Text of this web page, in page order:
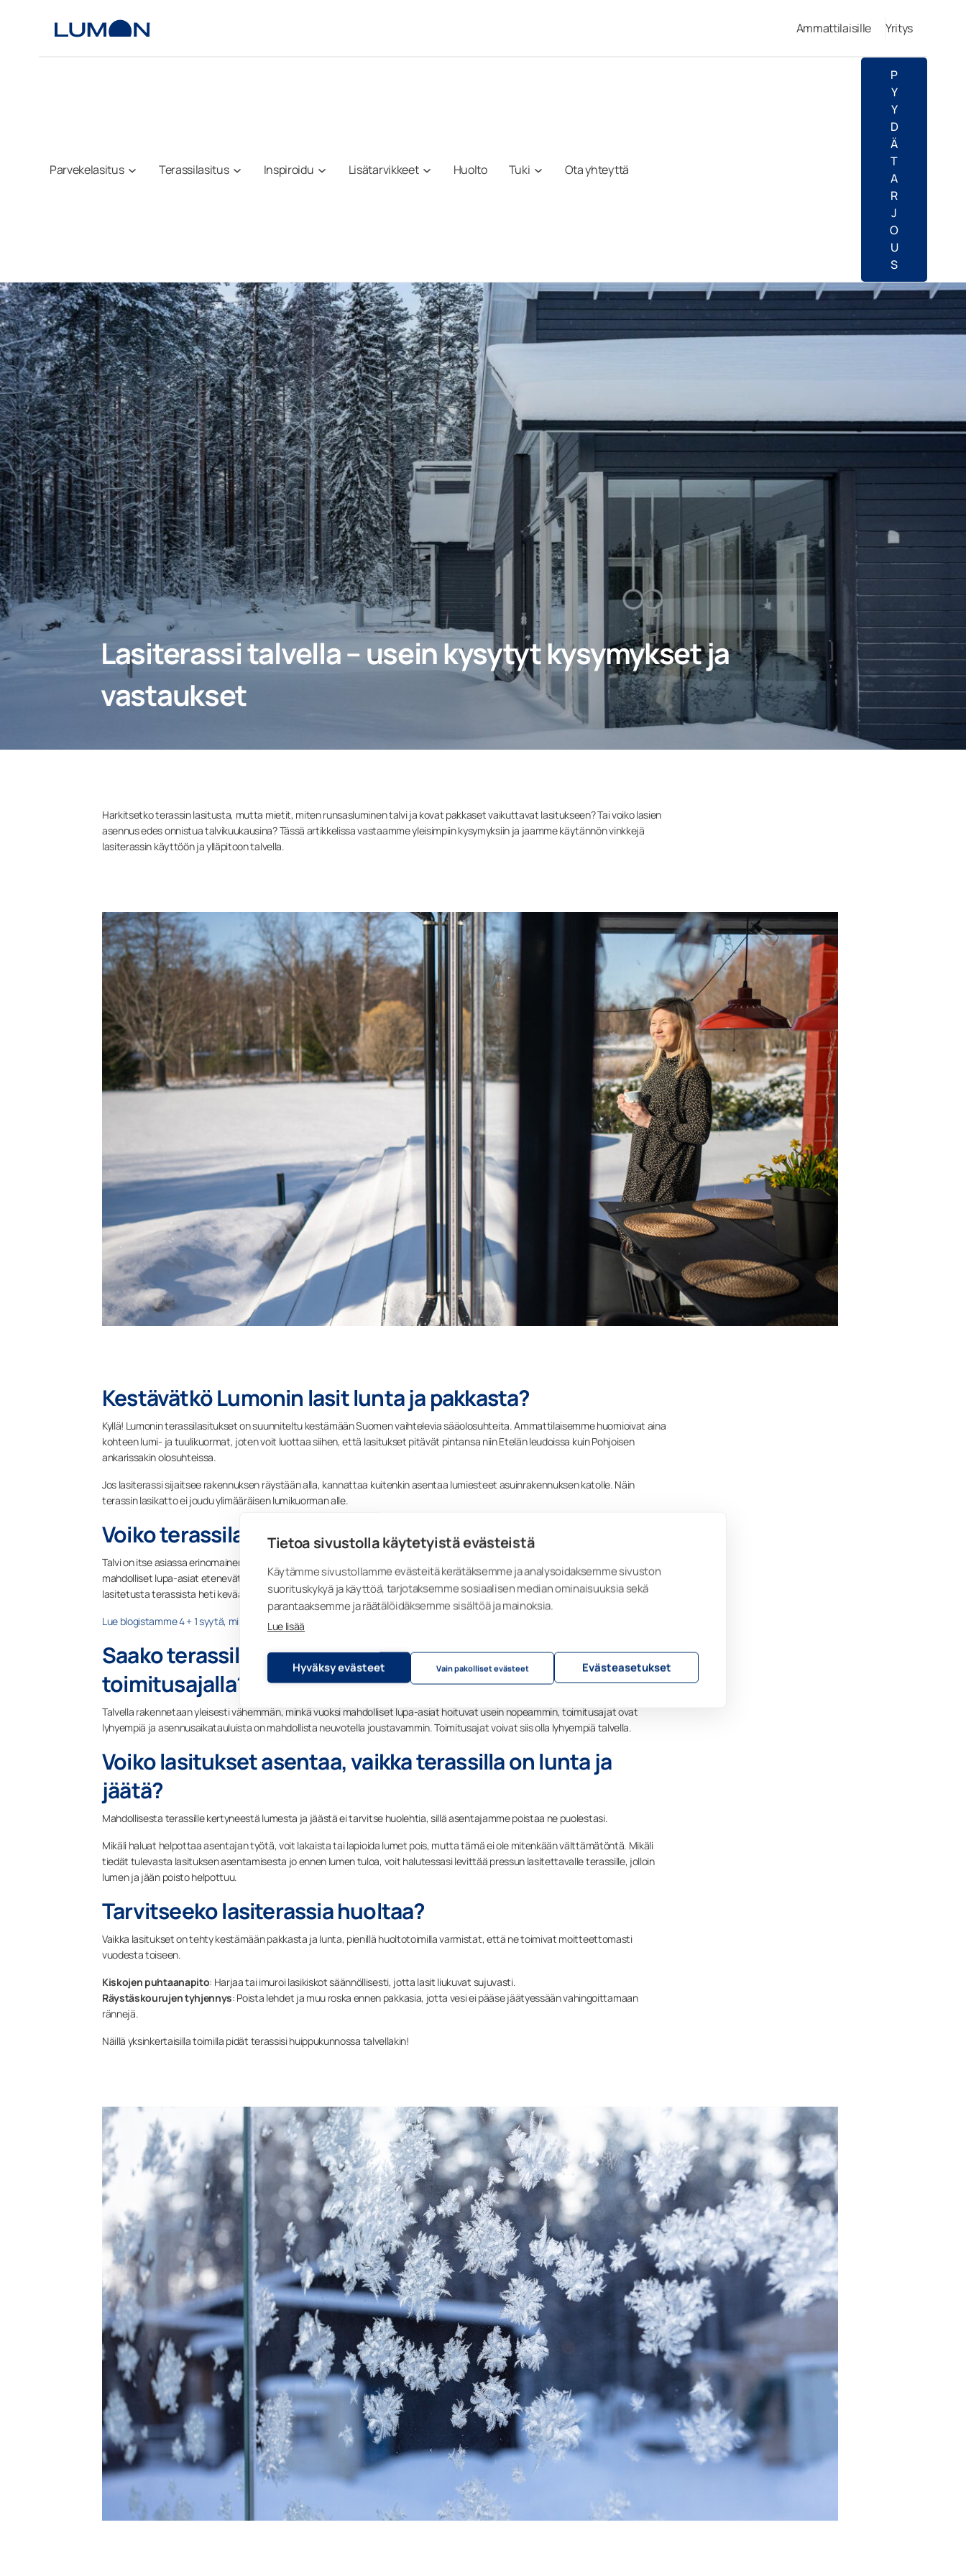
Tietoa sivustolla käytetyistä evästeistä
Käytämme sivustollamme evästeitä kerätäksemme ja analysoidaksemme sivuston
suorituskykyä ja käyttöä, tarjotaksemme sosiaalisen median ominaisuuksia sekä
parantaaksemme ja räätälöidäksemme sisältöä ja mainoksia.
Lue lisää
Hyväksy evästeet Vain pakolliset evästeet Evästeasetukset
Ammattilaisille Yritys
Parvekelasitus Terassilasitus Inspiroidu Lisätarvikkeet Huolto Tuki Ota yhteyttä
P
Y
Y
D
Ä
T
A
R
J
O
U
S
Lasiterassi talvella – usein kysytyt kysymykset ja
vastaukset
Harkitsetko terassin lasitusta, mutta mietit, miten runsasluminen talvi ja kovat pakkaset vaikuttavat lasitukseen? Tai voiko lasien
asennus edes onnistua talvikuukausina? Tässä artikkelissa vastaamme yleisimpiin kysymyksiin ja jaamme käytännön vinkkejä
lasiterassin käyttöön ja ylläpitoon talvella.
Kestävätkö Lumonin lasit lunta ja pakkasta?
Kyllä! Lumonin terassilasitukset on suunniteltu kestämään Suomen vaihtelevia sääolosuhteita. Ammattilaisemme huomioivat aina
kohteen lumi- ja tuulikuormat, joten voit luottaa siihen, että lasitukset pitävät pintansa niin Etelän leudoissa kuin Pohjoisen
ankarissakin olosuhteissa.
Jos lasiterassi sijaitsee rakennuksen räystään alla, kannattaa kuitenkin asentaa lumiesteet asuinrakennuksen katolle. Näin
terassin lasikatto ei joudu ylimääräisen lumikuorman alle.
Voiko terassilasituksen asentaa talvella?
Talvi on itse asiassa erinomainen aika asentaa terassilasitus! Maa on jäässä, joten piha ja istutukset säästyvät vaurioilta. Myös
mahdolliset lupa-asiat etenevät usein nopeammin ja asentajia on paremmin saatavilla. Kun lasitus on valmis talvella, voit nauttia
lasitetusta terassista heti kevään ensimmäisten auringonsäteiden lämmittäessä.
Lue blogistamme 4 + 1 syytä, miksi talviasennus kannattaa
Saako terassilasituksen talvella lyhyemmällä
toimitusajalla?
Talvella rakennetaan yleisesti vähemmän, minkä vuoksi mahdolliset lupa-asiat hoituvat usein nopeammin, toimitusajat ovat
lyhyempiä ja asennusaikatauluista on mahdollista neuvotella joustavammin. Toimitusajat voivat siis olla lyhyempiä talvella.
Voiko lasitukset asentaa, vaikka terassilla on lunta ja
jäätä?
Mahdollisesta terassille kertyneestä lumesta ja jäästä ei tarvitse huolehtia, sillä asentajamme poistaa ne puolestasi.
Mikäli haluat helpottaa asentajan työtä, voit lakaista tai lapioida lumet pois, mutta tämä ei ole mitenkään välttämätöntä. Mikäli
tiedät tulevasta lasituksen asentamisesta jo ennen lumen tuloa, voit halutessasi levittää pressun lasitettavalle terassille, jolloin
lumen ja jään poisto helpottuu.
Tarvitseeko lasiterassia huoltaa?
Vaikka lasitukset on tehty kestämään pakkasta ja lunta, pienillä huoltotoimilla varmistat, että ne toimivat moitteettomasti
vuodesta toiseen.
Kiskojen puhtaanapito: Harjaa tai imuroi lasikiskot säännöllisesti, jotta lasit liukuvat sujuvasti.
Räystäskourujen tyhjennys: Poista lehdet ja muu roska ennen pakkasia, jotta vesi ei pääse jäätyessään vahingoittamaan
rännejä.
Näillä yksinkertaisilla toimilla pidät terassisi huippukunnossa talvellakin!